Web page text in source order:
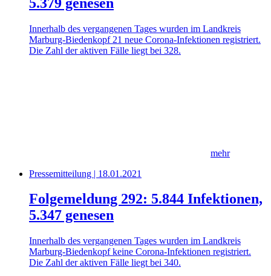
Innerhalb des vergangenen Tages wurden im Landkreis
Marburg-Biedenkopf 21 neue Corona-Infektionen registriert.
Die Zahl der aktiven Fälle liegt bei 328.
mehr
Pressemitteilung | 18.01.2021
Folgemeldung 292: 5.844 Infektionen,
5.347 genesen
Innerhalb des vergangenen Tages wurden im Landkreis
Marburg-Biedenkopf keine Corona-Infektionen registriert.
Die Zahl der aktiven Fälle liegt bei 340.